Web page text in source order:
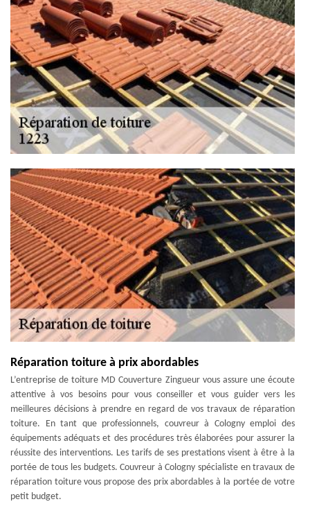
Réparation toiture à prix abordables
L’entreprise de toiture MD Couverture Zingueur vous assure une écoute
attentive à vos besoins pour vous conseiller et vous guider vers les
meilleures décisions à prendre en regard de vos travaux de réparation
toiture. En tant que professionnels, couvreur à Cologny emploi des
équipements adéquats et des procédures très élaborées pour assurer la
réussite des interventions. Les tarifs de ses prestations visent à être à la
portée de tous les budgets. Couvreur à Cologny spécialiste en travaux de
réparation toiture vous propose des prix abordables à la portée de votre
petit budget.